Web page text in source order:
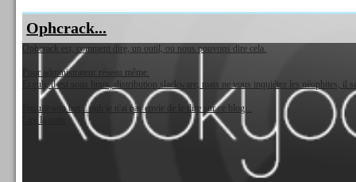
Ophcrack...
Ophcrack est, comment dire, un outil, ou nous pouvons dire cela.
Pour administrateur réseau même.
Et euh, il est sous linux, distribution slackware, mais ne vous inquiétez les néophites, il
Ensuite son but... euh je n'ai pas envie de le dire sur ce blog...
Lire la suite